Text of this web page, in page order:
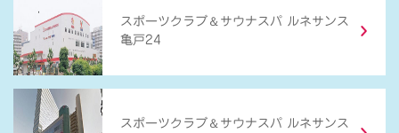
スポーツクラブ ＆ サウナスパ ルネサンス
亀戸24
スポーツクラブ ＆ サウナスパ ルネサンス